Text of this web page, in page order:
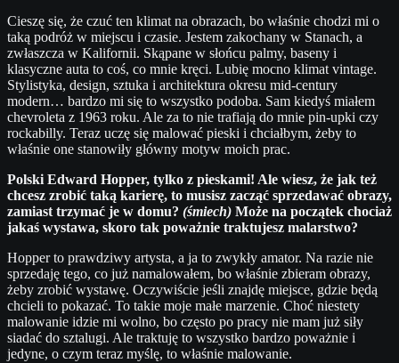
Cieszę się, że czuć ten klimat na obrazach, bo właśnie chodzi mi o
taką podróż w miejscu i czasie. Jestem zakochany w Stanach, a
zwłaszcza w Kalifornii. Skąpane w słońcu palmy, baseny i
klasyczne auta to coś, co mnie kręci. Lubię mocno klimat vintage.
Stylistyka, design, sztuka i architektura okresu mid-century
modern… bardzo mi się to wszystko podoba. Sam kiedyś miałem
chevroleta z 1963 roku. Ale za to nie trafiają do mnie pin-upki czy
rockabilly. Teraz uczę się malować pieski i chciałbym, żeby to
właśnie one stanowiły główny motyw moich prac.
Polski Edward Hopper, tylko z pieskami! Ale wiesz, że jak też
chcesz zrobić taką karierę, to musisz zacząć sprzedawać obrazy,
zamiast trzymać je w domu? (śmiech) Może na początek chociaż
jakaś wystawa, skoro tak poważnie traktujesz malarstwo?
Hopper to prawdziwy artysta, a ja to zwykły amator. Na razie nie
sprzedaję tego, co już namalowałem, bo właśnie zbieram obrazy,
żeby zrobić wystawę. Oczywiście jeśli znajdę miejsce, gdzie będą
chcieli to pokazać. To takie moje małe marzenie. Choć niestety
malowanie idzie mi wolno, bo często po pracy nie mam już siły
siadać do sztalugi. Ale traktuję to wszystko bardzo poważnie i
jedyne, o czym teraz myślę, to właśnie malowanie.